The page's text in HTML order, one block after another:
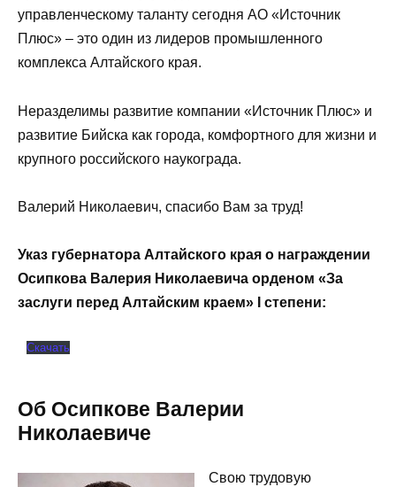
управленческому таланту сегодня АО «Источник
Плюс» – это один из лидеров промышленного
комплекса Алтайского края.
Неразделимы развитие компании «Источник Плюс» и
развитие Бийска как города, комфортного для жизни и
крупного российского наукограда.
Валерий Николаевич, спасибо Вам за труд!
Указ губернатора Алтайского края о награждении
Осипкова Валерия Николаевича орденом «За
заслуги перед Алтайским краем» I степени:
Скачать
Об Осипкове Валерии
Николаевиче
Свою трудовую